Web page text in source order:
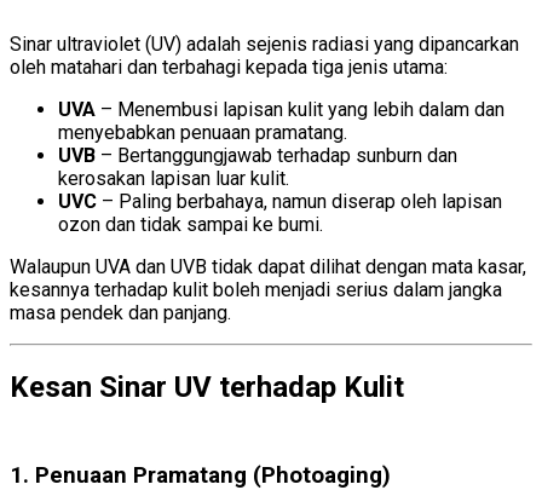
Sinar ultraviolet (UV) adalah sejenis radiasi yang dipancarkan
oleh matahari dan terbahagi kepada tiga jenis utama:
UVA – Menembusi lapisan kulit yang lebih dalam dan
menyebabkan penuaan pramatang.
UVB – Bertanggungjawab terhadap sunburn dan
kerosakan lapisan luar kulit.
UVC – Paling berbahaya, namun diserap oleh lapisan
ozon dan tidak sampai ke bumi.
Walaupun UVA dan UVB tidak dapat dilihat dengan mata kasar,
kesannya terhadap kulit boleh menjadi serius dalam jangka
masa pendek dan panjang.
Kesan Sinar UV terhadap Kulit
1. Penuaan Pramatang (Photoaging)